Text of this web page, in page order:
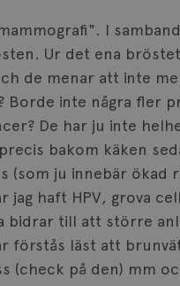
I
Ur det ena
de menar att inte
Borde inte några fler
De har ju inte
bakom käken
(som ju innebär ökad
haft HPV, grova
bidrar till att större
förstås läst att
(check på den) mm